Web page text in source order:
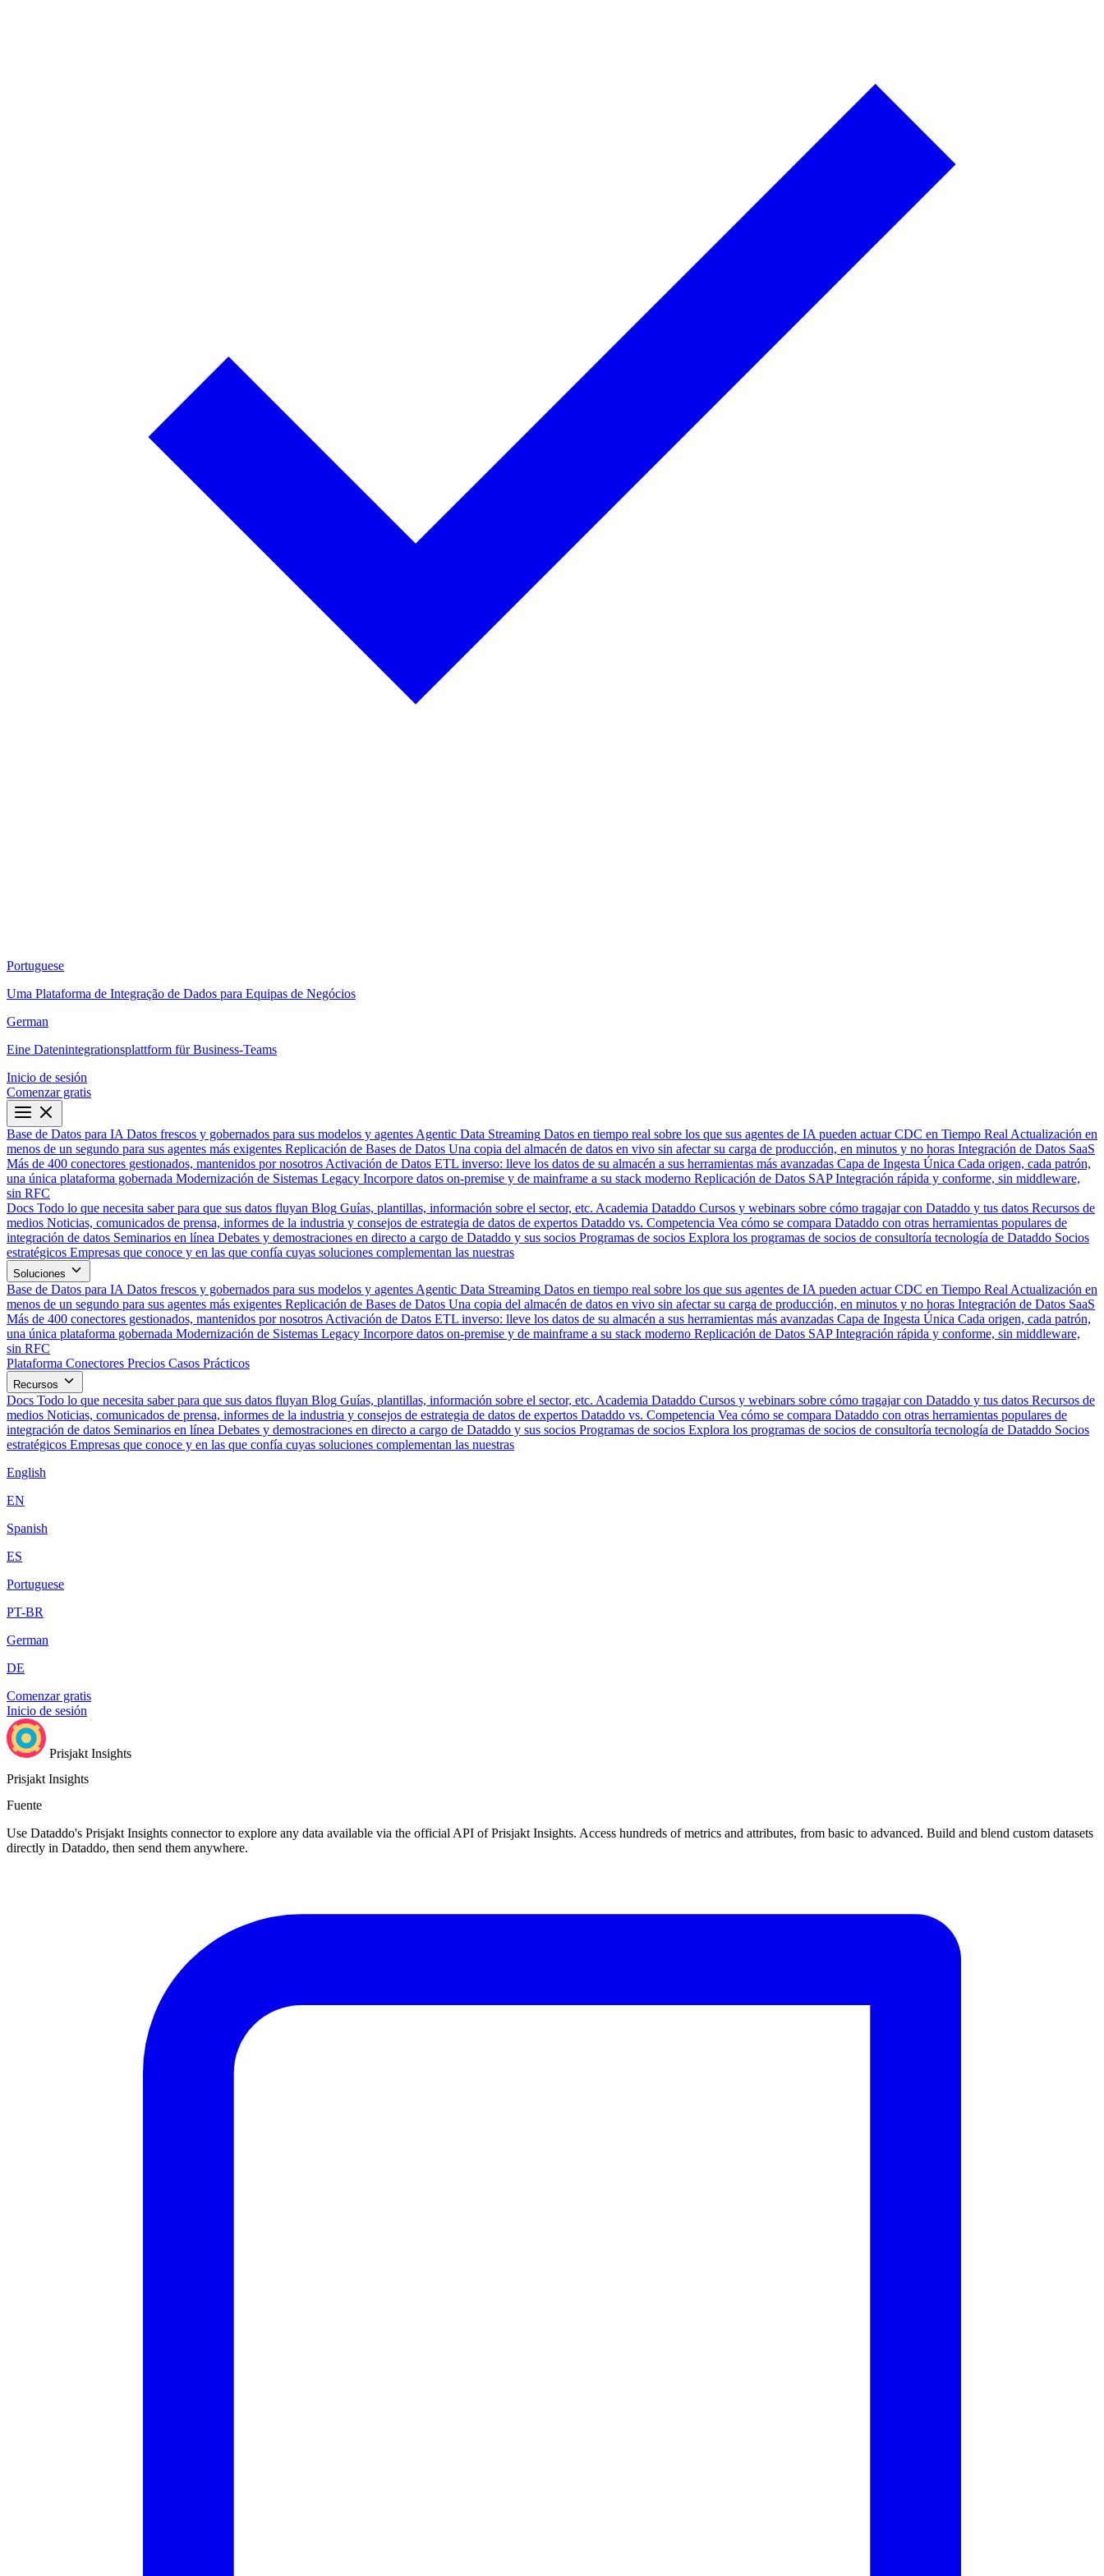
Portuguese
Uma Plataforma de Integração de Dados para Equipas de Negócios
German
Eine Datenintegrationsplattform für Business-Teams
Inicio de sesión
Comenzar gratis
Base de Datos para IA Datos frescos y gobernados para sus modelos y agentes Agentic Data Streaming Datos en tiempo real sobre los que sus agentes de IA pueden actuar CDC en Tiempo Real Actualización en
menos de un segundo para sus agentes más exigentes Replicación de Bases de Datos Una copia del almacén de datos en vivo sin afectar su carga de producción, en minutos y no horas Integración de Datos SaaS
Más de 400 conectores gestionados, mantenidos por nosotros Activación de Datos ETL inverso: lleve los datos de su almacén a sus herramientas más avanzadas Capa de Ingesta Única Cada origen, cada patrón,
una única plataforma gobernada Modernización de Sistemas Legacy Incorpore datos on-premise y de mainframe a su stack moderno Replicación de Datos SAP Integración rápida y conforme, sin middleware,
sin RFC
Docs Todo lo que necesita saber para que sus datos fluyan Blog Guías, plantillas, información sobre el sector, etc. Academia Dataddo Cursos y webinars sobre cómo tragajar con Dataddo y tus datos Recursos de
medios Noticias, comunicados de prensa, informes de la industria y consejos de estrategia de datos de expertos Dataddo vs. Competencia Vea cómo se compara Dataddo con otras herramientas populares de
integración de datos Seminarios en línea Debates y demostraciones en directo a cargo de Dataddo y sus socios Programas de socios Explora los programas de socios de consultoría tecnología de Dataddo Socios
estratégicos Empresas que conoce y en las que confía cuyas soluciones complementan las nuestras
Soluciones
Base de Datos para IA Datos frescos y gobernados para sus modelos y agentes Agentic Data Streaming Datos en tiempo real sobre los que sus agentes de IA pueden actuar CDC en Tiempo Real Actualización en
menos de un segundo para sus agentes más exigentes Replicación de Bases de Datos Una copia del almacén de datos en vivo sin afectar su carga de producción, en minutos y no horas Integración de Datos SaaS
Más de 400 conectores gestionados, mantenidos por nosotros Activación de Datos ETL inverso: lleve los datos de su almacén a sus herramientas más avanzadas Capa de Ingesta Única Cada origen, cada patrón,
una única plataforma gobernada Modernización de Sistemas Legacy Incorpore datos on-premise y de mainframe a su stack moderno Replicación de Datos SAP Integración rápida y conforme, sin middleware,
sin RFC
Plataforma Conectores Precios Casos Prácticos
Recursos
Docs Todo lo que necesita saber para que sus datos fluyan Blog Guías, plantillas, información sobre el sector, etc. Academia Dataddo Cursos y webinars sobre cómo tragajar con Dataddo y tus datos Recursos de
medios Noticias, comunicados de prensa, informes de la industria y consejos de estrategia de datos de expertos Dataddo vs. Competencia Vea cómo se compara Dataddo con otras herramientas populares de
integración de datos Seminarios en línea Debates y demostraciones en directo a cargo de Dataddo y sus socios Programas de socios Explora los programas de socios de consultoría tecnología de Dataddo Socios
estratégicos Empresas que conoce y en las que confía cuyas soluciones complementan las nuestras
English
EN
Spanish
ES
Portuguese
PT-BR
German
DE
Comenzar gratis
Inicio de sesión
Prisjakt Insights
Prisjakt Insights
Fuente
Use Dataddo's Prisjakt Insights connector to explore any data available via the official API of Prisjakt Insights. Access hundreds of metrics and attributes, from basic to advanced. Build and blend custom datasets
directly in Dataddo, then send them anywhere.